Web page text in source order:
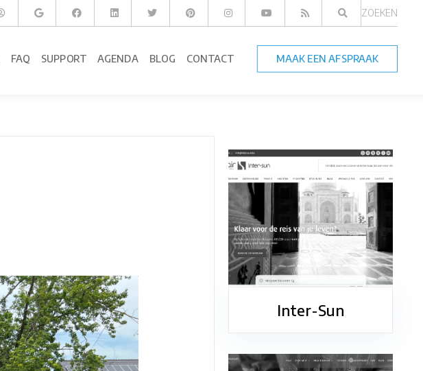
ZOEKEN
FAQ SUPPORT AGENDA BLOG CONTACT MAAK EEN AFSPRAAK
Inter-Sun